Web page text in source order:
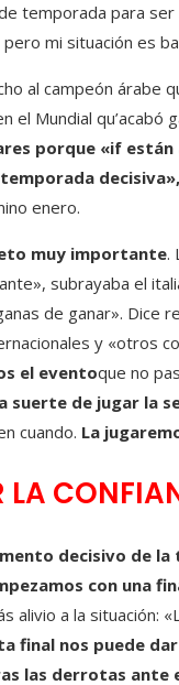
temporada para ser
mi situación es
al campeón árabe
el Mundial qu’acabó
porque «if están
decisiva»,
enero.
muy importante.
subrayaba el
de ganar». Dice
y «otros
el eventoque no
suerte de jugar la
cuando. La
LA
decisivo de
con una
alivio a la situación:
final nos puede
las derrotas ante